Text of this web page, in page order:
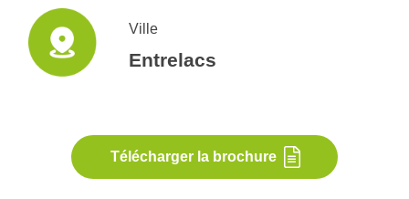
Ville
Entrelacs
Télécharger la brochure